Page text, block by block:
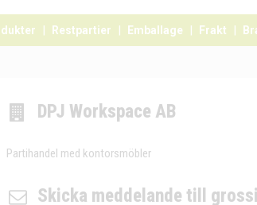
Restpartier Emballage Frakt
DPJ Workspace AB
Partihandel med kontorsmöbler
Skicka meddelande till